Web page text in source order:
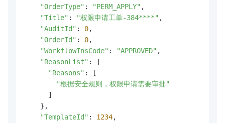
"OrderType" : "PERM_APPLY" ,
"Title" : "权限申请工单-384****" ,
"AuditId" : 0,
"OrderId" : 0,
"WorkflowInsCode" : "APPROVED" ,
"ReasonList" : {
"Reasons" : [
"根据安全规则，权限申请需要审批"
      ]
    },
"TemplateId" : 1234,